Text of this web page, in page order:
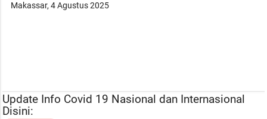
Makassar, 4 Agustus 2025
Update Info Covid 19 Nasional dan Internasional
Disini: